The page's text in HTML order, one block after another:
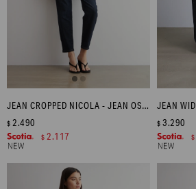
JEAN CROPPED NICOLA - JEAN OSCURO
$ 2.490
$ 2.117
$ 3.290
$